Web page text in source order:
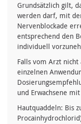
Grundsätzlich gilt,
werden darf, mit
Nervenblockade
entsprechend den
individuell
Falls vom Arzt
einzelnen
und Erwachsene
Hautquaddeln: Bis